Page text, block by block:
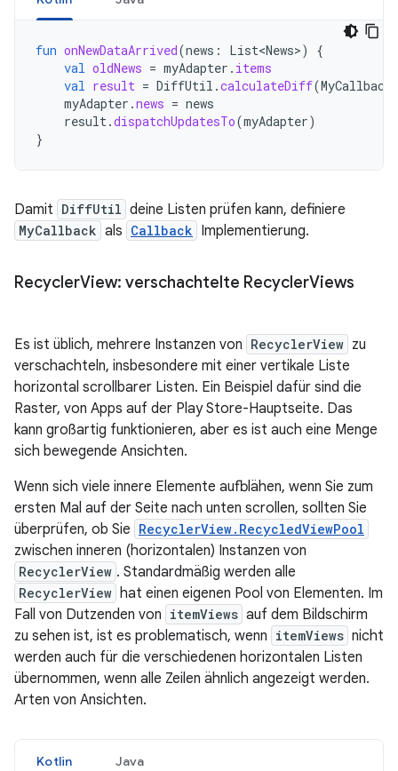
fun onNewDataArrived(news : List<News>)
{
val oldNews = myAdapter . items
val result = DiffUtil .calculateDiff(MyCallback
myAdapter .news = news
result .dispatchUpdatesTo(myAdapter)
}
Damit DiffUtil deine Listen prüfen kann, definiere
MyCallback als Callback Implementierung.
RecyclerView: verschachtelte RecyclerViews
Es ist üblich, mehrere Instanzen von RecyclerView zu
verschachteln, insbesondere mit einer vertikale Liste
horizontal scrollbarer Listen. Ein Beispiel dafür sind die
Raster, von Apps auf der Play Store-Hauptseite. Das
kann großartig funktionieren, aber es ist auch eine Menge
sich bewegende Ansichten.
Wenn sich viele innere Elemente aufblähen, wenn Sie zum
ersten Mal auf der Seite nach unten scrollen, sollten Sie
überprüfen, ob Sie RecyclerView.RecycledViewPool
zwischen inneren (horizontalen) Instanzen von
RecyclerView . Standardmäßig werden alle
RecyclerView hat einen eigenen Pool von Elementen. Im
Fall von Dutzenden von itemViews auf dem Bildschirm
zu sehen ist, ist es problematisch, wenn itemViews nicht
werden auch für die verschiedenen horizontalen Listen
übernommen, wenn alle Zeilen ähnlich angezeigt werden.
Arten von Ansichten.
Kotlin Java